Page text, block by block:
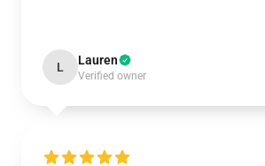
L Lauren
Verified owner